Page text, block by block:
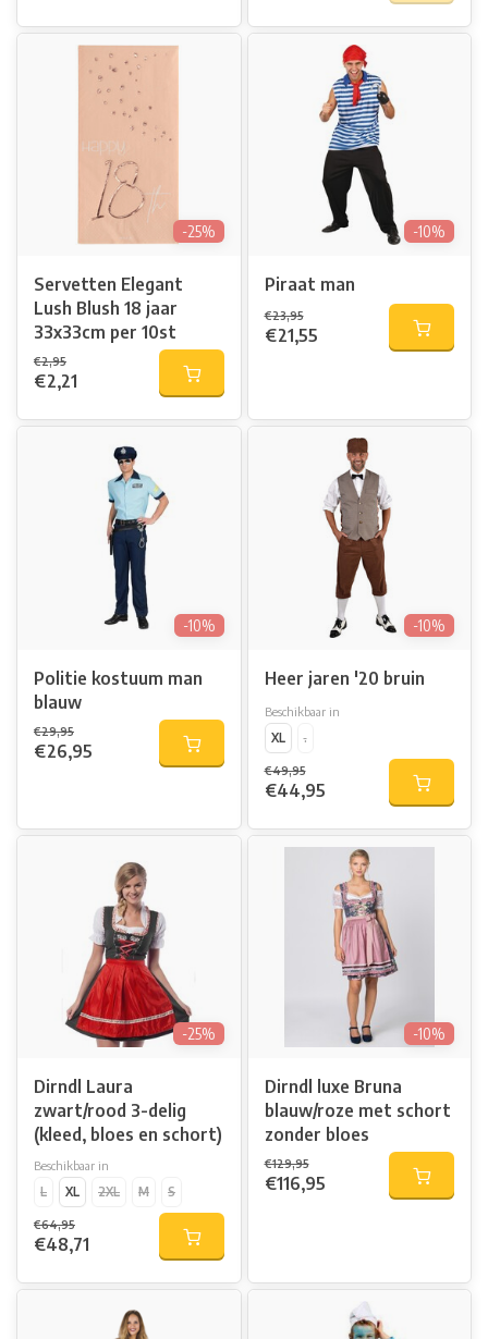
-25%
Servetten Elegant
Lush Blush 18 jaar
33x33cm per 10st
€2,95
€2,21
-10%
Piraat man
€23,95
€21,55
-10%
Politie kostuum man
blauw
€29,95
€26,95
-10%
Heer jaren '20 bruin
Beschikbaar in
XL
.
€49,95
€44,95
-25%
Dirndl Laura
zwart/rood 3-delig
(kleed, bloes en schort)
Beschikbaar in
L
XL 2XL M S
€64,95
€48,71
-10%
Dirndl luxe Bruna
blauw/roze met schort
zonder bloes
€129,95
€116,95